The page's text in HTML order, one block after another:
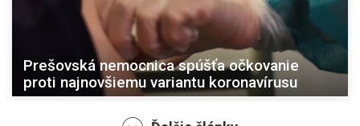
Prešovská nemocnica spúšťa očkovanie
proti najnovšiemu variantu koronavírusu